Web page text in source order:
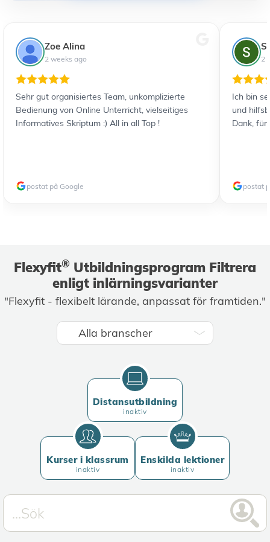
Zoe Alina
2 weeks ago
Sehr gut organisiertes Team, unkomplizierte
Bedienung von Online Unterricht, vielseitiges
Informatives Skriptum :) All in all Top !
postat på Google
2
Ich bin
und
Dank, für
postat
Flexyfit® Utbildningsprogram Filtrera
enligt inlärningsvarianter
"Flexyfit - flexibelt lärande, anpassat för framtiden."
Distansutbildning
inaktiv
Kurser i klassrum
inaktiv
Enskilda lektioner
inaktiv